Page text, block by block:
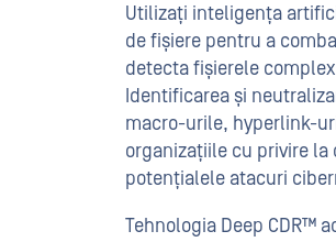
Utilizați inteligența
de fișiere pentru a
detecta fișierele
Identificarea și
macro-urile, hyperlink-
organizațiile cu privire
potențialele atacuri
Tehnologia Deep CDR™